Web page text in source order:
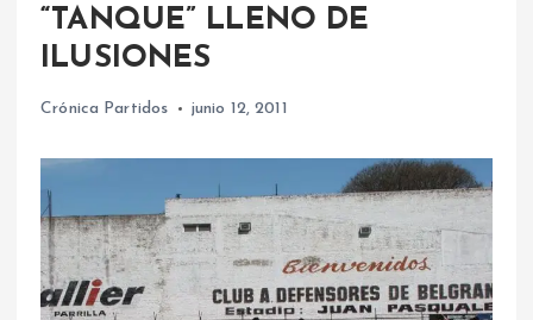
“TANQUE” LLENO DE
ILUSIONES
Crónica Partidos junio 12, 2011